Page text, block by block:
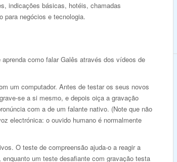
indicações básicas, hotéis, chamadas
para negócios e tecnologia.
aprenda como falar Galês através dos vídeos de
um computador. Antes de testar os seus novos
se a si mesmo, e depois oiça a gravação
com a de um falante nativo. (Note que não
electrónica: o ouvido humano é normalmente
O teste de compreensão ajuda-o a reagir a
um teste desafiante com gravação testa